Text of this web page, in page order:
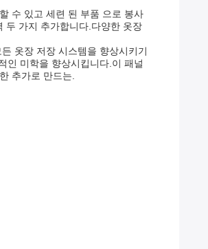
수 있고 세련 된 부품 으로 봉사
두 가지 추가합니다.다양한 옷장
옷장 저장 시스템을 향상시키기
인 미학을 향상시킵니다.이 패널
추가로 만드는.